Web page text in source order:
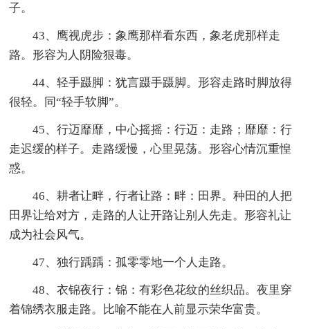
子。
43、鹰视虎步：象鹰那样看东西，象老虎那样走
路。形容为人阴险狠毒。
44、轻手蹑脚：犹言蹑手蹑脚。形容走路时脚放得
很轻。同“轻手软脚”。
45、行迈靡靡，中心摇摇：行迈：走路；靡靡：行
走迟缓的样子。走路缓慢，心里晃荡。形容心情沉重惶
惑。
46、耕者让畔，行者让路：畔：田界。种田的人把
田界让给对方，走路的人让开路让别人先走。形容礼让
成为社会风气。
47、独行踽踽：孤零零地一个人走路。
48、衣锦夜行：锦：有彩色花纹的丝织品。夜里穿
着锦绣衣服走路。比喻不能在人前显示荣华富贵。